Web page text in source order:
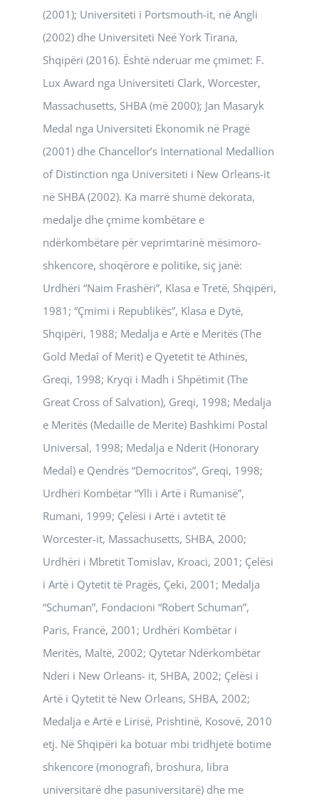
(2001); Universiteti i Portsmouth-it, në Angli
(2002) dhe Universiteti Neë York Tirana,
Shqipëri (2016). Është nderuar me çmimet: F.
Lux Award nga Universiteti Clark, Worcester,
Massachusetts, SHBA (më 2000); Jan Masaryk
Medal nga Universiteti Ekonomik në Pragë
(2001) dhe Chancellor’s International Medallion
of Distinction nga Universiteti i New Orleans-it
në SHBA (2002). Ka marrë shumë dekorata,
medalje dhe çmime kombëtare e
ndërkombëtare për veprimtarinë mësimoro-
shkencore, shoqërore e politike, siç janë:
Urdhëri “Naim Frashëri”, Klasa e Tretë, Shqipëri,
1981; “Çmimi i Republikës”, Klasa e Dytë,
Shqipëri, 1988; Medalja e Artë e Meritës (The
Gold Medaî of Merit) e Qyetetit të Athinës,
Greqi, 1998; Kryqi i Madh i Shpëtimit (The
Great Cross of Salvation), Greqi, 1998; Medalja
e Meritës (Medaille de Merite) Bashkimi Postal
Universal, 1998; Medalja e Nderit (Honorary
Medal) e Qendrës “Democritos”, Greqi, 1998;
Urdhëri Kombëtar “Ylli i Artë i Rumanisë”,
Rumani, 1999; Çelësi i Artë i avtetit të
Worcester-it, Massachusetts, SHBA, 2000;
Urdhëri i Mbretit Tomislav, Kroaci, 2001; Çelësi
i Artë i Qytetit të Pragës, Çeki, 2001; Medalja
“Schuman”, Fondacioni “Robert Schuman”,
Paris, Francë, 2001; Urdhëri Kombëtar i
Meritës, Maltë, 2002; Qytetar Ndërkombëtar
Nderi i New Orleans- it, SHBA, 2002; Çelësi i
Artë i Qytetit të New Orleans, SHBA, 2002;
Medalja e Artë e Lirisë, Prishtinë, Kosovë, 2010
etj. Në Shqipëri ka botuar mbi tridhjetë botime
shkencore (monografi, broshura, libra
universitarë dhe pasuniversitarë) dhe me